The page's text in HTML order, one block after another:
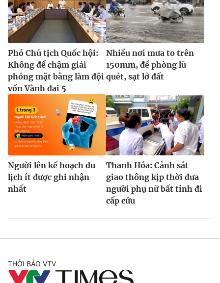
Phó Chủ tịch Quốc hội:
Không để chậm giải
phóng mặt bằng làm đội
vốn Vành đai 5
Nhiều nơi mưa to trên
150mm, đề phòng lũ
quét, sạt lở đất
Người lên kế hoạch du
lịch ít được ghi nhận
nhất
Thanh Hóa: Cảnh sát
giao thông kịp thời đưa
người phụ nữ bất tỉnh đi
cấp cứu
THỜI BÁO VTV